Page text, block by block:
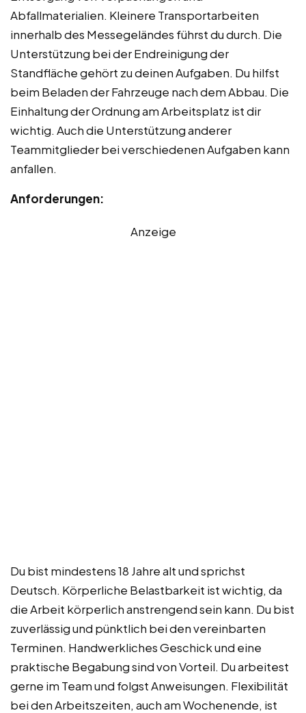
Abfallmaterialien. Kleinere Transportarbeiten
innerhalb des Messegeländes führst du durch. Die
Unterstützung bei der Endreinigung der
Standfläche gehört zu deinen Aufgaben. Du hilfst
beim Beladen der Fahrzeuge nach dem Abbau. Die
Einhaltung der Ordnung am Arbeitsplatz ist dir
wichtig. Auch die Unterstützung anderer
Teammitglieder bei verschiedenen Aufgaben kann
anfallen.
Anforderungen:
Anzeige
Du bist mindestens 18 Jahre alt und sprichst
Deutsch. Körperliche Belastbarkeit ist wichtig, da
die Arbeit körperlich anstrengend sein kann. Du bist
zuverlässig und pünktlich bei den vereinbarten
Terminen. Handwerkliches Geschick und eine
praktische Begabung sind von Vorteil. Du arbeitest
gerne im Team und folgst Anweisungen. Flexibilität
bei den Arbeitszeiten, auch am Wochenende, ist